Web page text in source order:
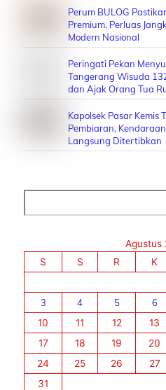
Perum BULOG
Premium, Perluas
Modern Nasional
Peringati Pekan
Tangerang Wisuda
dan Ajak Orang Tua
Kapolsek Pasar Kemis
Pembiaran,
Langsung Ditertibkan
Agustus
S
S R K
3
4 5 6
10
11 12 13
17
18 19 20
24
25 26 27
31